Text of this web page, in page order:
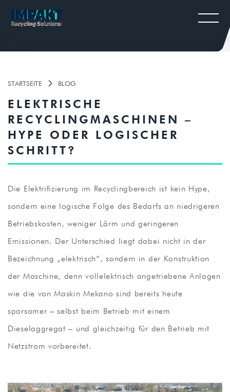
STARTSEITE  BLOG
ELEKTRISCHE
RECYCLINGMASCHINEN –
HYPE ODER LOGISCHER
SCHRITT?
Die Elektrifizierung im Recyclingbereich ist kein Hype,
sondern eine logische Folge des Bedarfs an niedrigeren
Betriebskosten, weniger Lärm und geringeren
Emissionen. Der Unterschied liegt dabei nicht in der
Bezeichnung „elektrisch“, sondern in der Konstruktion
der Maschine, denn vollelektrisch angetriebene Anlagen
wie die von Maskin Mekano sind bereits heute
sparsamer – selbst beim Betrieb mit einem
Dieselaggregat – und gleichzeitig für den Betrieb mit
Netzstrom vorbereitet.